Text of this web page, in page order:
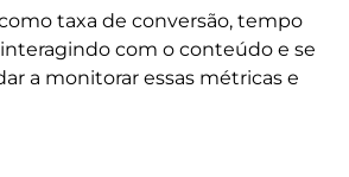
taxa de conversão, tempo
com o conteúdo e se
a monitorar essas métricas e